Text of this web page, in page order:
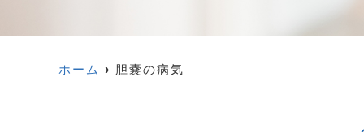
ホーム 胆嚢の病気